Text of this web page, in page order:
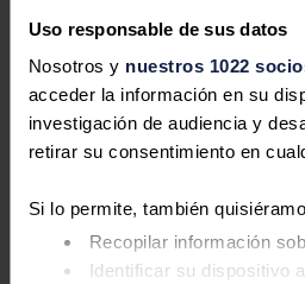
Uso responsable de sus datos
Nosotros y nuestros 1022
acceder la información en su
investigación de audiencia y
retirar su consentimiento en
Si lo permite, también
Recopilar información
Identificar su dispositivo